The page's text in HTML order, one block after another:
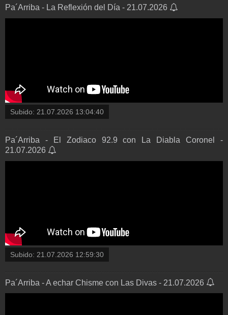
Pa´Arriba - La Reflexión del Día - 21.07.2026
Subido: 21.07.2026 13:04:40
Pa´Arriba - El Zodiaco 92.9 con La Diabla Coronel -
21.07.2026
Subido: 21.07.2026 12:59:30
Pa´Arriba - A echar Chisme con Las Divas - 21.07.2026